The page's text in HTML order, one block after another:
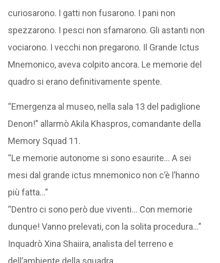
curiosarono. I gatti non fusarono. I pani non
spezzarono. I pesci non sfamarono. Gli astanti non
vociarono. I vecchi non pregarono. Il Grande Ictus
Mnemonico, aveva colpito ancora. Le memorie del
quadro si erano definitivamente spente.
“Emergenza al museo, nella sala 13 del padiglione
Denon!” allarmò Akila Khaspros, comandante della
Memory Squad 11.
“Le memorie autonome si sono esaurite… A sei
mesi dal grande ictus mnemonico non c’è l’hanno
più fatta…”
“Dentro ci sono però due viventi… Con memorie
dunque! Vanno prelevati, con la solita procedura…”
Inquadrò Xina Shaiira, analista del terreno e
dell’ambiente della squadra.